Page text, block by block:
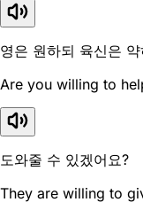
영은 원하되 육신은
Are you willing to
도와줄 수 있겠어요?
They are willing to